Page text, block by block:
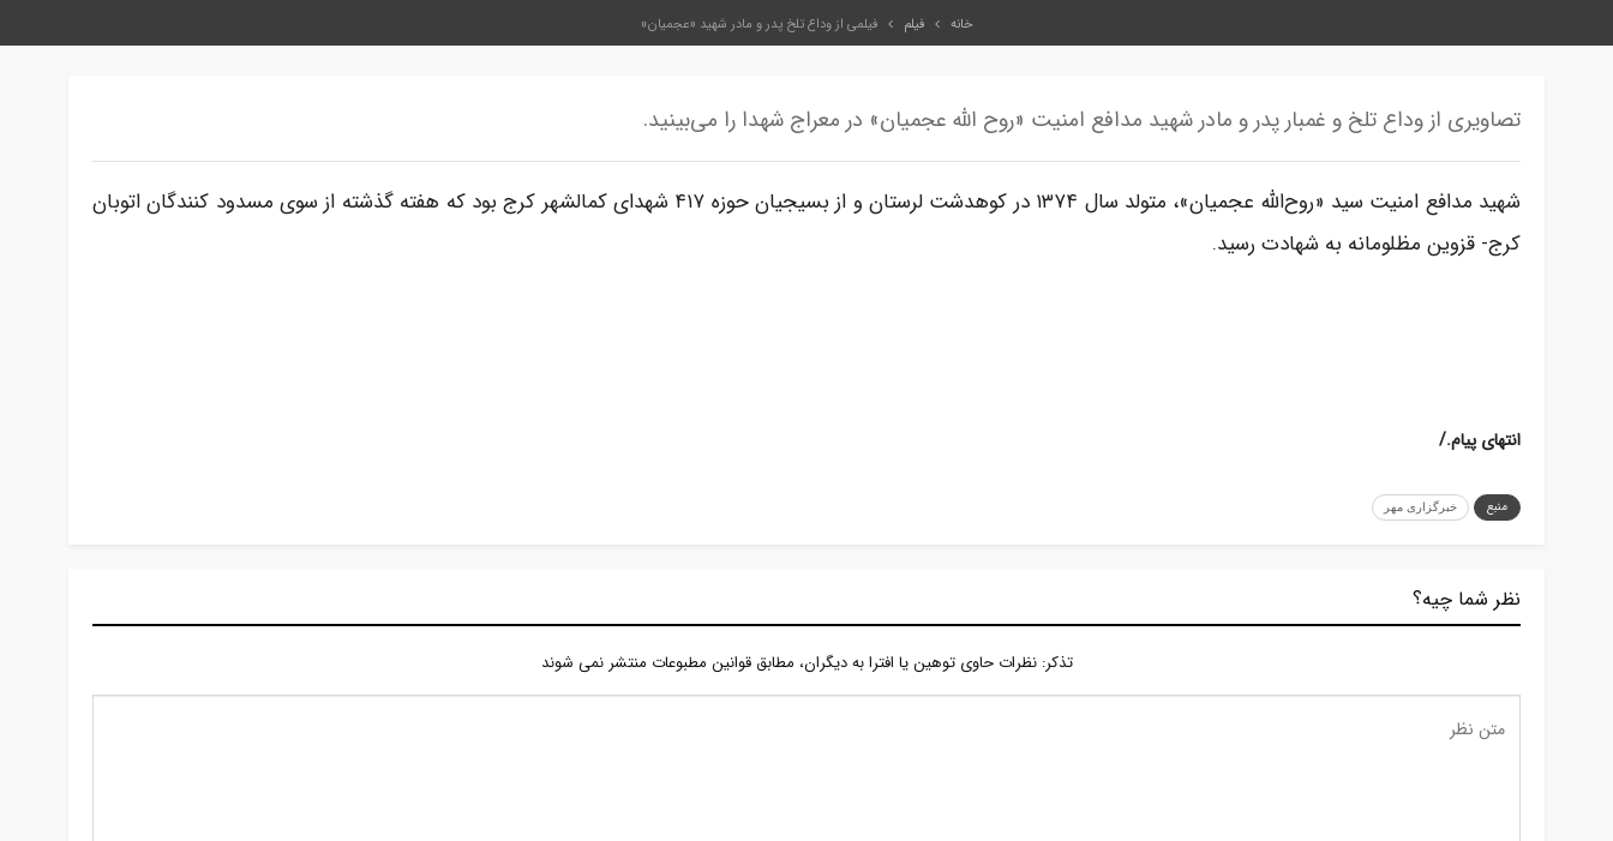
خانه فیلم فیلمی از وداع تلخ پدر و مادر شهید «عجمیان»
تصاویری از وداع تلخ و غمبار پدر و مادر شهید مدافع امنیت «روح الله عجمیان» در معراج شهدا را می‌بینید.
شهید مدافع امنیت سید «روح‌الله عجمیان»، متولد سال ۱۳۷۴ در کوهدشت لرستان و از بسیجیان حوزه ۴۱۷ شهدای کمالشهر کرج بود که هفته گذشته از سوی مسدود کنندگان اتوبان
کرج- قزوین مظلومانه به شهادت رسید.
/.انتهای پیام
منبع خبرگزاری مهر
نظر شما چیه؟
تذكر: نظرات حاوی توهين يا افترا به ديگران، مطابق قوانين مطبوعات منتشر نمی شوند